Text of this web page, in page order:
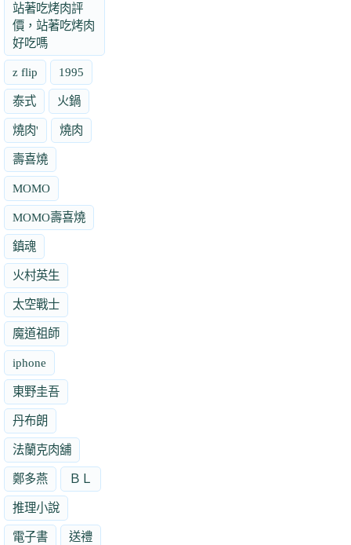
站著吃烤肉評
價，站著吃烤肉
好吃嗎
z flip 1995
泰式 火鍋
燒肉' 燒肉
壽喜燒
MOMO
MOMO壽喜燒
鎮魂
火村英生
太空戰士
魔道祖師
iphone
東野圭吾
丹布朗
法蘭克肉舖
鄭多燕 ＢＬ
推理小說
電子書 送禮